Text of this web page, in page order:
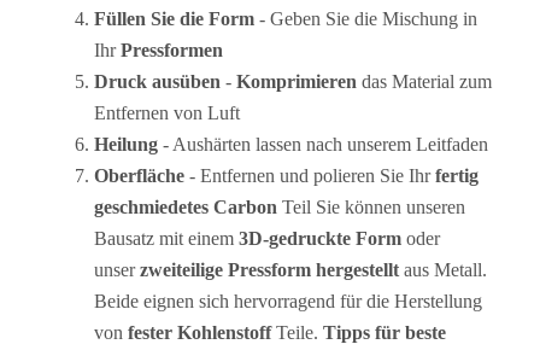
Füllen Sie die Form - Geben Sie die Mischung in
IhrPressformen
Druck ausüben - Komprimieren das Material zum
Entfernen von Luft
Heilung - Aushärten lassen nach unserem Leitfaden
Oberfläche - Entfernen und polieren Sie Ihrfertig
geschmiedetes Carbon Teil Sie können unseren
Bausatz mit einem 3D-gedruckte Form oder
unserzweiteilige Pressform hergestellt aus Metall.
Beide eignen sich hervorragend für die Herstellung
von fester KohlenstoffTeile. Tipps für beste